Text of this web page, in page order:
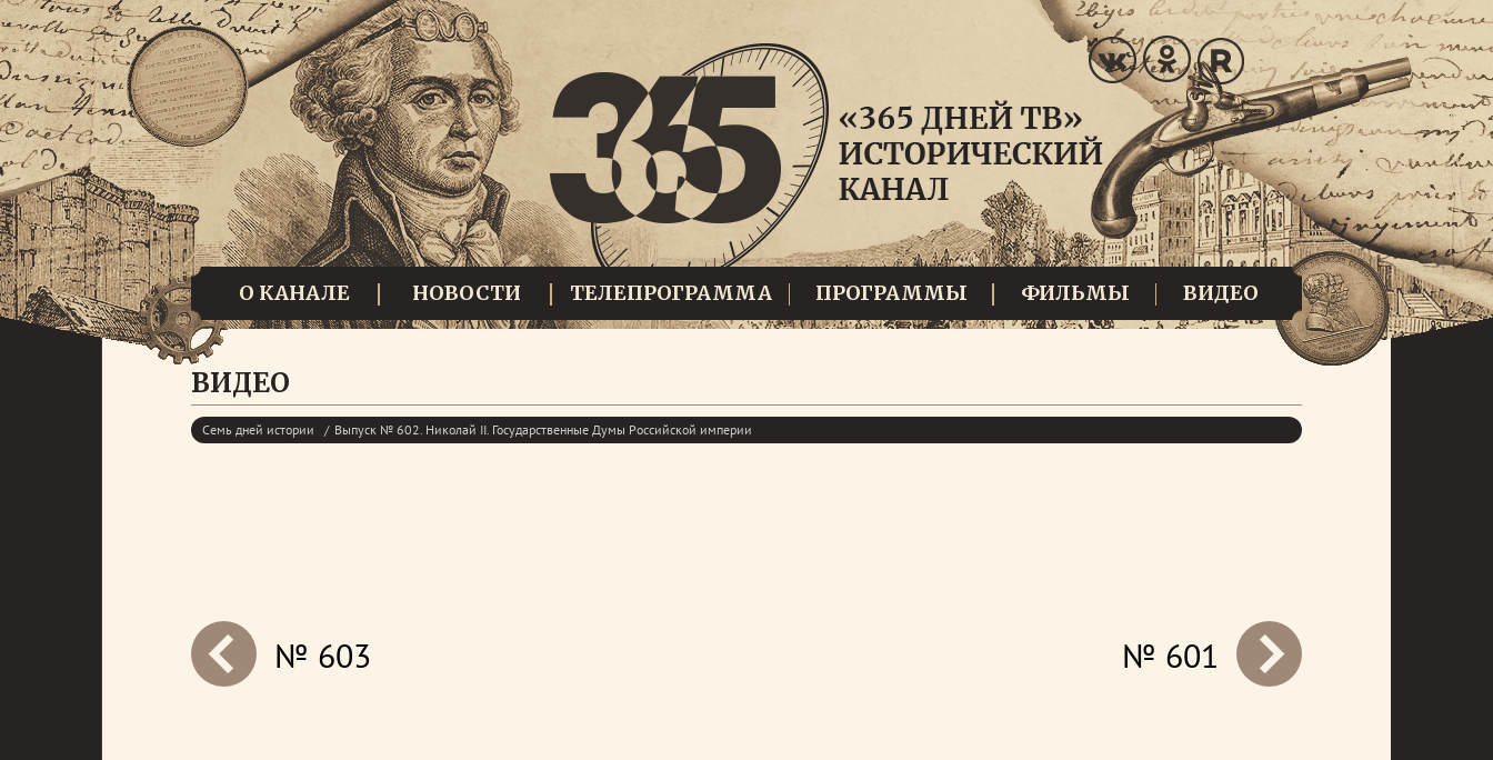
О КАНАЛЕ НОВОСТИ ТЕЛЕПРОГРАММА ПРОГРАММЫ ФИЛЬМЫ ВИДЕО
ВИДЕО
Семь дней истории Выпуск № 602. Николай II. Государственные Думы Российской империи
prev
next № 601
№ 603